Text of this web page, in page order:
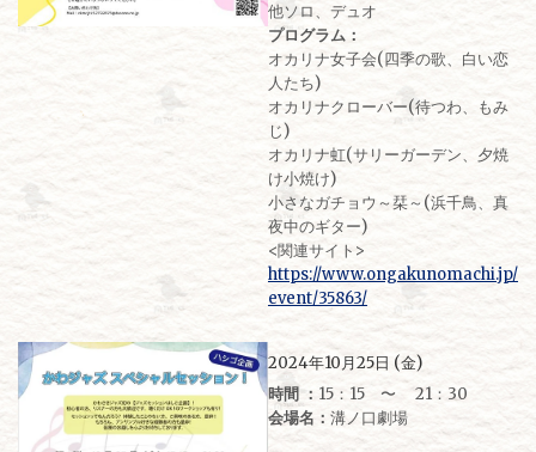
他ソロ、デュオ
プログラム：
オカリナ女子会(四季の歌、白い恋
人たち)
オカリナクローバー(待つわ、もみ
じ)
オカリナ虹(サリーガーデン、夕焼
け小焼け)
小さなガチョウ～栞～(浜千鳥、真
夜中のギター)
<関連サイト>
https://www.ongakunomachi.jp/
event/35863/
2024年10月25日 (金)
時間 ： 15：15 〜 21：30
会場名： 溝ノ口劇場